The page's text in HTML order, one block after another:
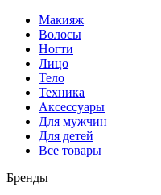
Макияж
Волосы
Ногти
Лицо
Тело
Техника
Аксессуары
Для мужчин
Для детей
Все товары
Бренды